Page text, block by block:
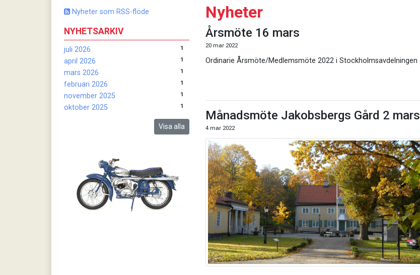
Nyheter som RSS-flöde
NYHETSARKIV
juli 2026 1
april 2026 1
mars 2026 1
februari 2026 1
november 2025 1
oktober 2025 1
Visa alla
Nyheter
Årsmöte 16 mars
20 mar 2022
Ordinarie Årsmöte/Medlemsmöte 2022 i Stockholmsavdelningen
Månadsmöte Jakobsbergs Gård 2 mars
4 mar 2022